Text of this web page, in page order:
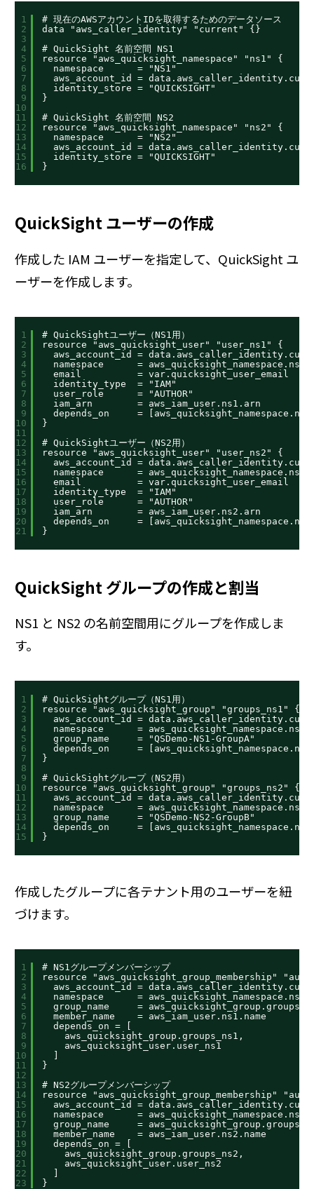
1
2
3
4
5
6
7
8
9
10
11
12
13
14
15
16
# 現在のAWSアカウントIDを取得するためのデータソース
data "aws_caller_identity" "current" {}
# QuickSight 名前空間 NS1
resource "aws_quicksight_namespace" "ns1" {
namespace      = "NS1"
aws_account_id =
identity_store = "QUICKSIGHT"
}
# QuickSight 名前空間 NS2
resource "aws_quicksight_namespace" "ns2" {
namespace      = "NS2"
aws_account_id =
identity_store = "QUICKSIGHT"
}
QuickSight ユーザーの作成
作成した IAM ユーザーを指定して、QuickSight ユ
ーザーを作成します。
1
2
3
4
5
6
7
8
9
10
11
12
13
14
15
16
17
18
19
20
21
# QuickSightユーザー（NS1用）
resource "aws_quicksight_user" "user_ns1" {
aws_account_id =
namespace      =
email          = var.quicksight_user_email
identity_type  = "IAM"
user_role      = "AUTHOR"
iam_arn        = aws_iam_user.ns1.arn
depends_on     =
}
# QuickSightユーザー（NS2用）
resource "aws_quicksight_user" "user_ns2" {
aws_account_id =
namespace      =
email          = var.quicksight_user_email
identity_type  = "IAM"
user_role      = "AUTHOR"
iam_arn        = aws_iam_user.ns2.arn
depends_on     =
}
QuickSight グループの作成と割当
NS1 と NS2 の名前空間用にグループを作成しま
す。
1
2
3
4
5
6
7
8
9
10
11
12
13
14
15
# QuickSightグループ（NS1用）
resource "aws_quicksight_group" "groups_ns1" {
aws_account_id =
namespace      =
group_name     = "QSDemo-NS1-GroupA"
depends_on     =
}
# QuickSightグループ（NS2用）
resource "aws_quicksight_group" "groups_ns2" {
aws_account_id =
namespace      =
group_name     = "QSDemo-NS2-GroupB"
depends_on     =
}
作成したグループに各テナント用のユーザーを紐
づけます。
1
2
3
4
5
6
7
8
9
10
11
12
13
14
15
16
17
18
19
20
21
22
23
# NS1グループメンバーシップ
resource "aws_quicksight_group_membership"
aws_account_id =
namespace      =
group_name     =
member_name    = aws_iam_user.ns1.name
depends_on = [
aws_quicksight_group.groups_ns1,
aws_quicksight_user.user_ns1
}
# NS2グループメンバーシップ
resource "aws_quicksight_group_membership"
aws_account_id =
namespace      =
group_name     =
member_name    = aws_iam_user.ns2.name
depends_on = [
aws_quicksight_group.groups_ns2,
aws_quicksight_user.user_ns2
}